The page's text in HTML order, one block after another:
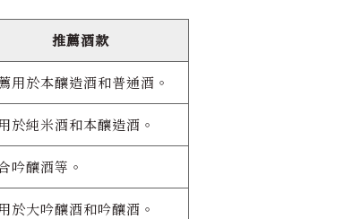
推薦酒款
用於本釀造酒和普通酒。
於純米酒和本釀造酒。
吟釀酒等。
於大吟釀酒和吟釀酒。